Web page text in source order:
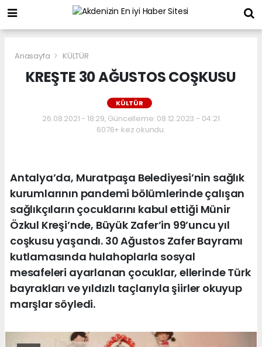
Anasayfa KÜLTÜR
KREŞTE 30 AĞUSTOS COŞKUSU
KÜLTÜR
26.08.2021 - 18:29, Güncelleme: 08.12.2023 - 04:21
6076+ kez okundu.
Antalya’da, Muratpaşa Belediyesi’nin sağlık
kurumlarının pandemi bölümlerinde çalışan
sağlıkçıların çocuklarını kabul ettiği Münir
Özkul Kreşi’nde, Büyük Zafer’in 99’uncu yıl
coşkusu yaşandı. 30 Ağustos Zafer Bayramı
kutlamasında hulahoplarla sosyal
mesafeleri ayarlanan çocuklar, ellerinde Türk
bayrakları ve yıldızlı taçlarıyla şiirler okuyup
marşlar söyledi.